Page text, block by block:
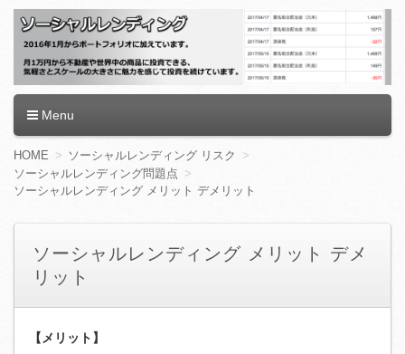
ソーシャルレンディング
Menu
コ
ン
テ
移
動
HOME
ソーシャルレンディング リスク
ソーシャルレンディング問題点
ソーシャルレンディング メリット デメリット
ソーシャルレンディング メリット デメ
リット
【メリット】